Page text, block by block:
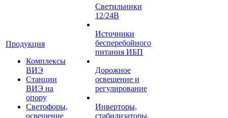
Продукция
Комплексы
ВИЭ
Станции
ВИЭ на
опору
Светофоры,
освещение
Светильники
12/24В
Источники
бесперебойного
питания ИБП
Дорожное
освещение и
регулирование
Инверторы,
стабилизаторы,